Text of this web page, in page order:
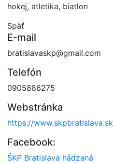
hokej, atletika, biatlon
Späť
E-mail
bratislavaskp@gmail.com
Telefón
0905886275
Webstránka
https://www.skpbratislava.sk
Facebook:
ŠKP Bratislava hádzaná